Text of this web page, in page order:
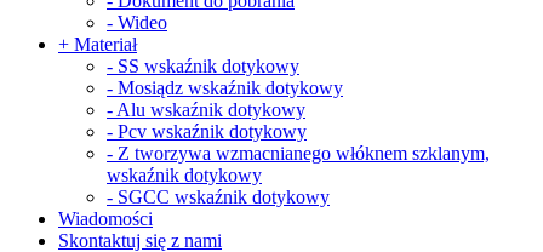
- Wideo
+ Materiał
- SS wskaźnik dotykowy
- Mosiądz wskaźnik dotykowy
- Alu wskaźnik dotykowy
- Pcv wskaźnik dotykowy
- Z tworzywa wzmacnianego włóknem szklanym,
wskaźnik dotykowy
- SGCC wskaźnik dotykowy
Wiadomości
Skontaktuj się z nami